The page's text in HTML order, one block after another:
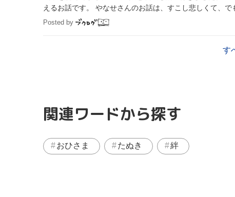
えるお話です。 やなせさんのお話は、すこし悲しくて、で
Posted by
す
関連ワードから探す
おひさま たぬき 絆